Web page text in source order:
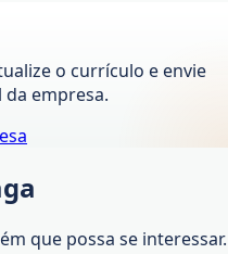
o currículo e envie
empresa.
que possa se interessar.